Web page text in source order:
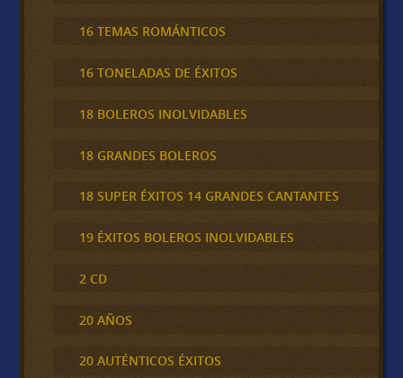
16 TEMAS ROMÁNTICOS
16 TONELADAS DE ÉXITOS
18 BOLEROS INOLVIDABLES
18 GRANDES BOLEROS
18 SUPER ÉXITOS 14 GRANDES CANTANTES
19 ÉXITOS BOLEROS INOLVIDABLES
2 CD
20 AÑOS
20 AUTÉNTICOS ÉXITOS